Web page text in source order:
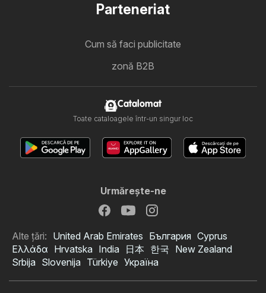
Parteneriat
Cum să faci publicitate
zonă B2B
Catalomat
Toate cataloagele într-un singur loc
Urmăreşte-ne
Alte țări: United Arab Emirates България Cyprus
Ελλάδα Hrvatska India 日本 한국 New Zealand
Srbija Slovenija Türkiye Україна